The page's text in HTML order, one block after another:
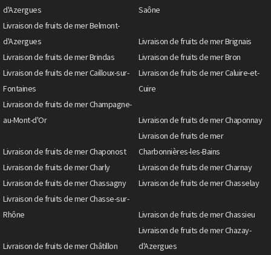
d'Azergues
Saône
Livraison de fruits de mer Belmont-
d'Azergues
Livraison de fruits de mer Brignais
Livraison de fruits de mer Brindas
Livraison de fruits de mer Bron
Livraison de fruits de mer Cailloux-sur-
Fontaines
Livraison de fruits de mer Caluire-et-
Cuire
Livraison de fruits de mer Champagne-
au-Mont-d'Or
Livraison de fruits de mer Chaponnay
Livraison de fruits de mer Chaponost
Livraison de fruits de mer
Charbonnières-les-Bains
Livraison de fruits de mer Charly
Livraison de fruits de mer Charnay
Livraison de fruits de mer Chassagny
Livraison de fruits de mer Chasselay
Livraison de fruits de mer Chasse-sur-
Rhône
Livraison de fruits de mer Chassieu
Livraison de fruits de mer Châtillon
Livraison de fruits de mer Chazay-
d'Azergues